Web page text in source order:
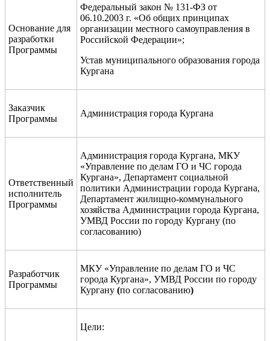
Основание для
разработки
Программы
Федеральный закон № 131-ФЗ от
06.10.2003 г. «Об общих принципах
организации местного самоуправления в
Российской Федерации»;
Устав муниципального образования города
Кургана
Заказчик
Программы
Администрация города Кургана
Ответственный
исполнитель
Про­граммы
Администрация города Кургана, МКУ
«Управление по делам ГО и ЧС города
Кургана», Департамент социальной
политики Администрации города Кургана,
Департамент жилищно-коммунального
хозяйства Администрации города Кургана,
УМВД России по городу Кургану (по
согласованию)
Разработчик
Программы
МКУ «Управление по делам ГО и ЧС
города Кургана», УМВД России по городу
Кургану (по согласованию)
Цели: